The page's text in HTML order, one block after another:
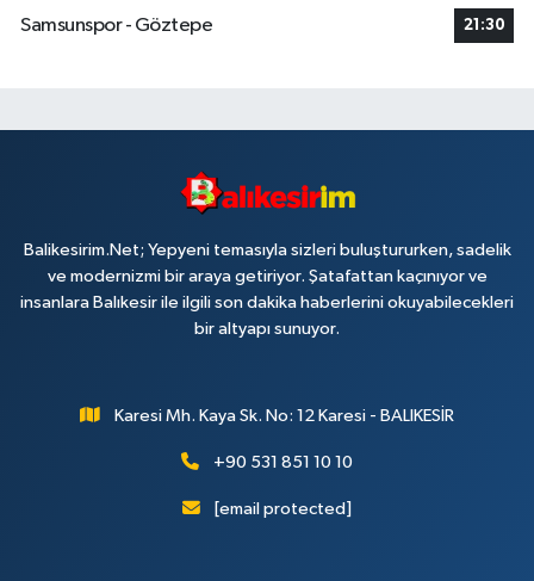
Samsunspor - Göztepe
21:30
Balikesirim.Net; Yepyeni temasıyla sizleri buluştururken, sadelik
ve modernizmi bir araya getiriyor. Şatafattan kaçınıyor ve
insanlara Balıkesir ile ilgili son dakika haberlerini okuyabilecekleri
bir altyapı sunuyor.
Karesi Mh. Kaya Sk. No: 12 Karesi - BALIKESİR
+90 531 851 10 10
[email protected]